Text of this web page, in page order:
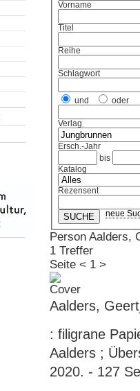
Vorname
Titel
Reihe
Schlagwort
und oder
Verlag
Ersch.-Jahr
bis
Katalog
Rezensent
neue
Person Aalders,
1 Treffer
Seite < 1 >
Aalders,
: filigrane
Aalders ;
2020. - 127